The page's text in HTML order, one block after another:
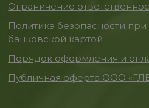
Ограничение
Политика безопасности при
банковской картой
Порядок оформления и
Публичная оферта ООО